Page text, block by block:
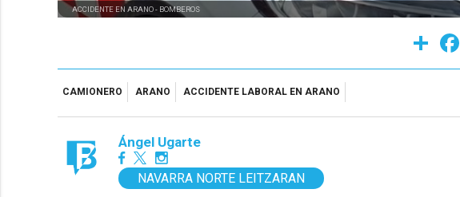
ACCIDENTE EN ARANO - BOMBEROS
Share
CAMIONERO ARANO ACCIDENTE LABORAL EN ARANO
Ángel Ugarte
NAVARRA NORTE LEITZARAN